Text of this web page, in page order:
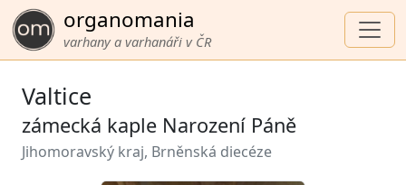
organomania
varhany a varhanáři v ČR
Valtice
zámecká kaple Narození Páně
Jihomoravský kraj, Brněnská diecéze